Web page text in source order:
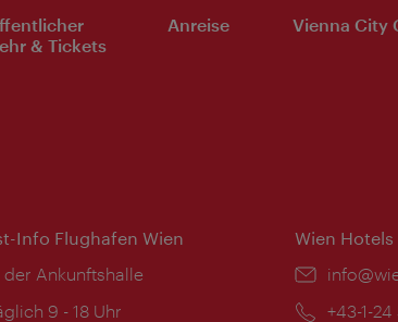
& Tickets
Anreise Vienna City
Info Flughafen Wien
der Ankunftshalle
9 - 18 Uhr
Wien
Email:
Telefon:
+43-1-24